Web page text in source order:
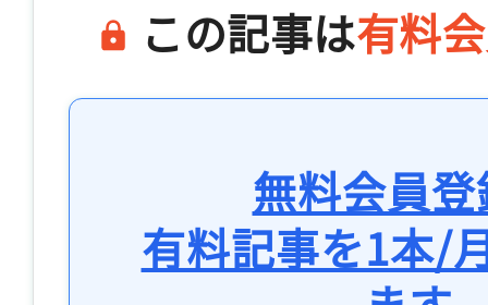
この記事は有料
無料会員
有料記事を1本/